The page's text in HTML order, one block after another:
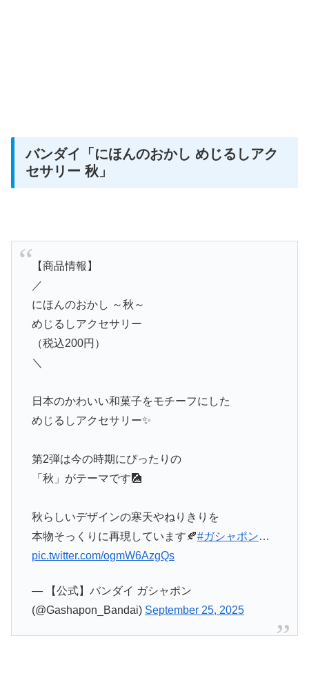
バンダイ 「にほんのおかし めじるしアク
セサリー 秋」
【商品情報】
／
にほんのおかし ～秋～
めじるしアクセサリー
（税込200円）
＼
日本のかわいい和菓子をモチーフにした
めじるしアクセサリー✨
第2弾は今の時期にぴったりの
「秋」がテーマです🎑
秋らしいデザインの寒天やねりきりを
本物そっくりに再現しています🍂#ガシャポン…
pic.twitter.com/ogmW6AzgQs
— 【公式】バンダイ ガシャポン
(@Gashapon_Bandai) September 25, 2025